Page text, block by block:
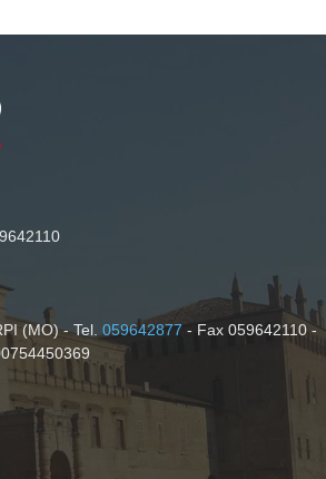
(MO) - Tel.059642877 - Fax 059642110 -